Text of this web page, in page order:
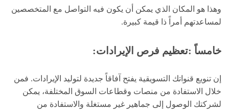
وهذا هو المكان الذي يمكن أن يكون فيه التواصل مع المتخصصين
لمساعدتهم أمراً ذا قيمة كبيرة.
خامساً :تعظيم فرص الإيرادات:
إن تنويع قنواتك التسويقية يفتح آفاقاً جديدة لتوليد الإيرادات. فمن
خلال الاستفادة من منصات وقطاعات السوق المختلفة، يمكن
لشركتك الوصول إلى جماهير غير مستغلة والاستفادة من